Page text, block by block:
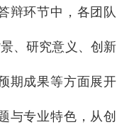
辩环节中，各团队
、研究意义、创新
期成果等方面展开
与专业特色，从创